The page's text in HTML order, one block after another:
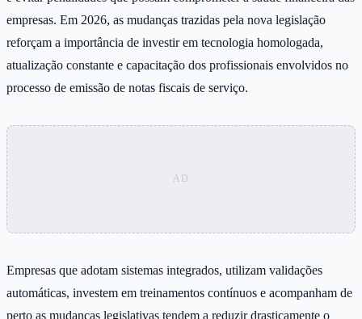
empresas. Em 2026, as mudanças trazidas pela nova legislação
reforçam a importância de investir em tecnologia homologada,
atualização constante e capacitação dos profissionais envolvidos no
processo de emissão de notas fiscais de serviço.
Empresas que adotam sistemas integrados, utilizam validações
automáticas, investem em treinamentos contínuos e acompanham de
perto as mudanças legislativas tendem a reduzir drasticamente o